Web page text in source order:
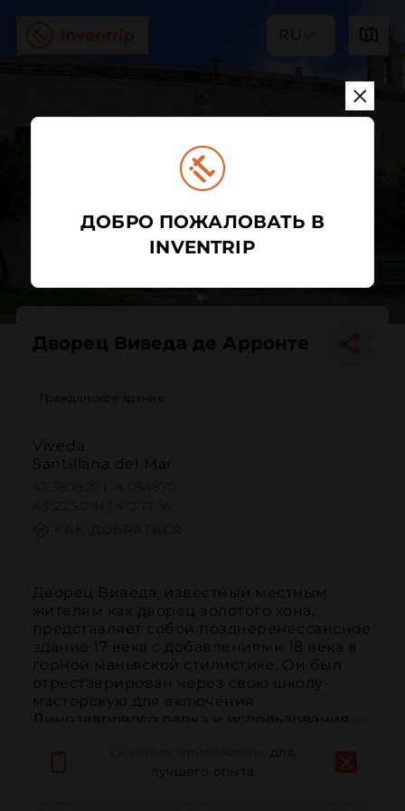
RU
Дворец Виведа де Арронте
Гражданское здание
Viveda
Santillana del Mar
Дворец Виведа, известный местным
жителям как дворец золотого хона,
представляет собой позднеренессансное
здание 17 века с добавлениями 18 века в
горной маньяской стилистике. Он был
отреставрирован через свою школу-
мастерскую для включения
Динозаврового парка и использования
для
лучшего опыта
ДОБРО ПОЖАЛОВАТЬ В
INVENTRIP